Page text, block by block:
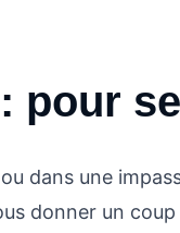
pour
dans une
donner un